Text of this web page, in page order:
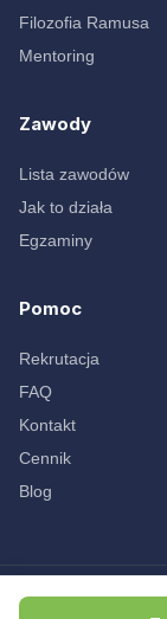
Filozofia Ramusa
Mentoring
Zawody
Lista zawodów
Jak to działa
Egzaminy
Pomoc
Rekrutacja
FAQ
Kontakt
Cennik
Blog
© 2026